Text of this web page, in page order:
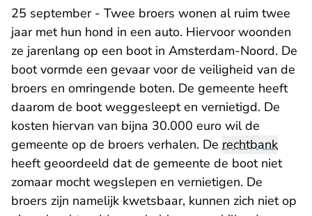
25 september - Twee broers wonen al ruim twee
jaar met hun hond in een auto. Hiervoor woonden
ze jarenlang op een boot in Amsterdam-Noord. De
boot vormde een gevaar voor de veiligheid van de
broers en omringende boten. De gemeente heeft
daarom de boot weggesleept en vernietigd. De
kosten hiervan van bijna 30.000 euro wil de
gemeente op de broers verhalen. De rechtbank
heeft geoordeeld dat de gemeente de boot niet
zomaar mocht wegslepen en vernietigen. De
broers zijn namelijk kwetsbaar, kunnen zich niet op